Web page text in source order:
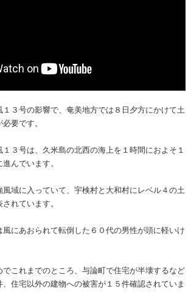
３号の影響で、奄美地方では８日夕方にかけて土
要です。
３号は、久米島の北西の海上を１時間におよそ１
んでいます。
域に入っていて、宇検村と大和村にレベル４の土
れています。
にあおられて転倒した６０代の男性が頭に軽いけ
でこれまでのところ、与論町で住宅が半壊するなど
住宅以外の建物への被害が１５件確認されていま